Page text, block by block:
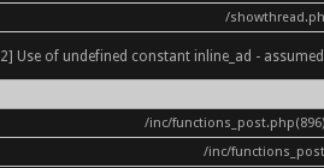
/
Use of undefined constant inline_ad -
/inc/
/inc/